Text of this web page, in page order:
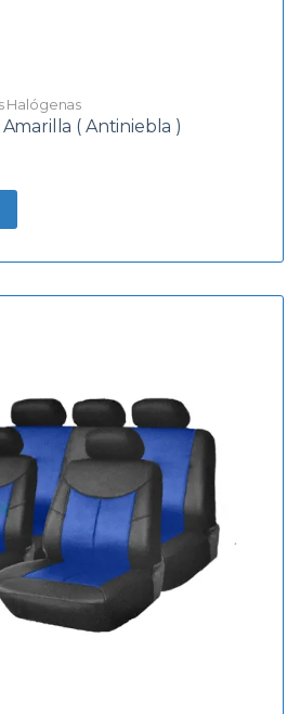
Halógenas
( Antiniebla )